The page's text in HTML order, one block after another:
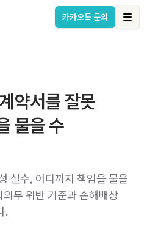
카카오톡 문의
약서를 잘못
물을 수
실수, 어디까지 책임을 물을
무 위반 기준과 손해배상
.